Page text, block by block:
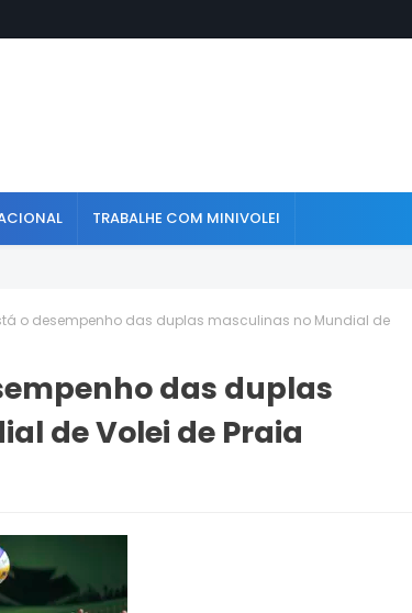
TRABALHE COM MINIVOLEI
o desempenho das duplas masculinas no Mundial de
das duplas
de Volei de Praia